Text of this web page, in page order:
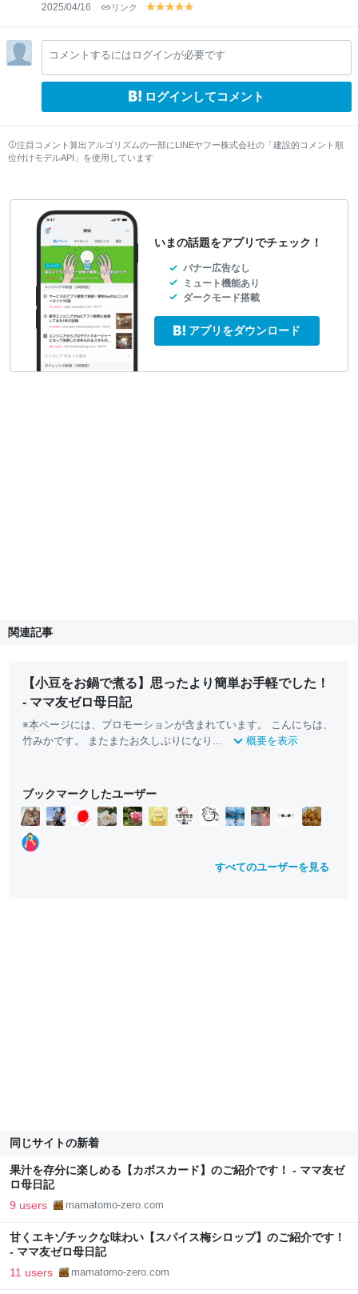
2025/04/16 リンク
y
lo
w
y
lo
w
y
lo
w
y
lo
w
lo
w
コメントするにはログインが必要です
ログインしてコメント
注目コメント算出アルゴリズムの一部にLINEヤフー株式会社の「建設的コメント順
位付けモデルAPI」を使用しています
いまの話題をアプリでチェック！
バナー広告なし
ミュート機能あり
ダークモード搭載
アプリをダウンロード
関連記事
【小豆をお鍋で煮る】思ったより簡単お手軽でした！
- ママ友ゼロ母日記
※本ページには、プロモーションが含まれています。 こんにちは、
竹みかです。 またまたお久しぶりになり...
概要を表示
ブックマークしたユーザー
すべてのユーザーを見る
同じサイトの新着
果汁を存分に楽しめる【カボスカード】のご紹介です！ - ママ友ゼ
ロ母日記
9 users mamatomo-zero.com
甘くエキゾチックな味わい【スパイス梅シロップ】のご紹介です！
- ママ友ゼロ母日記
11 users mamatomo-zero.com